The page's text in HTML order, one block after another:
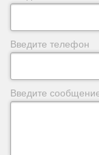
Введите телефон
Введите